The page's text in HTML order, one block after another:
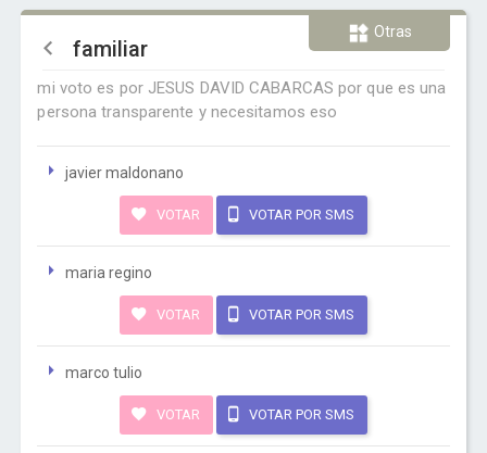
Otras
familiar
mi voto es por JESUS DAVID CABARCAS por que es una
persona transparente y necesitamos eso
javier maldonano
VOTAR VOTAR POR SMS
maria regino
VOTAR VOTAR POR SMS
marco tulio
VOTAR VOTAR POR SMS